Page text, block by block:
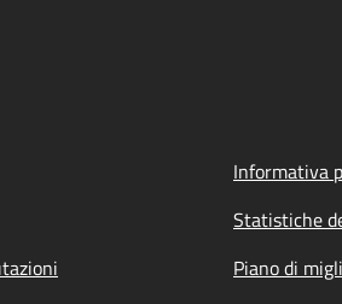
Informativa
Statistiche
Piano di